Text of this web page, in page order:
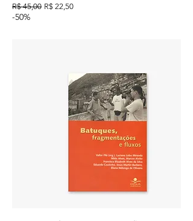
Preço normal
R$ 45,00 Preço promocional
R$ 22,50
-50%